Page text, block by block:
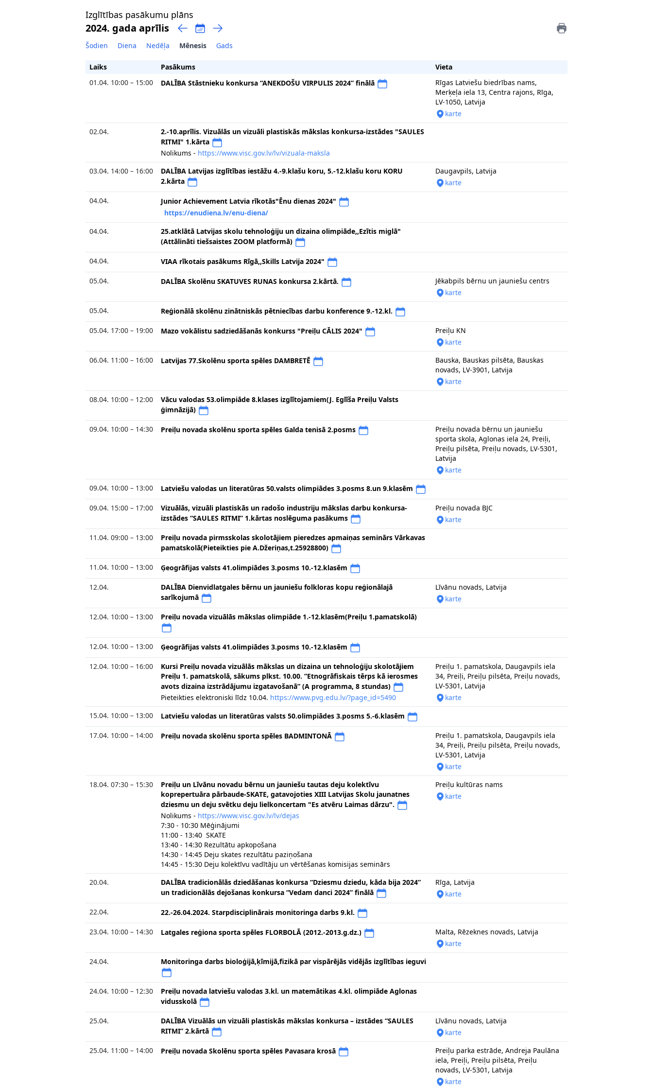
Izglītības pasākumu plāns
2024. gada aprīlis
Šodien Diena Nedēļa Mēnesis Gads
Laiks Pasākums
Vieta
01.04. 10:00 – 15:00
DALĪBA Stāstnieku konkursa “ANEKDOŠU VIRPULIS 2024” finālā
Rīgas Latviešu biedrības nams,
Merķeļa iela 13, Centra rajons, Rīga,
LV-1050, Latvija
karte
02.04.
2.-10.aprīlis. Vizuālās un vizuāli plastiskās mākslas konkursa-izstādes "SAULES
RITMI" 1.kārta
Nolikums - https://www.visc.gov.lv/lv/vizuala-maksla
03.04. 14:00 – 16:00
DALĪBA Latvijas izglītības iestāžu 4.-9.klašu koru, 5.-12.klašu koru KORU
2.kārta
Daugavpils, Latvija
karte
04.04.
Junior Achievement Latvia rīkotās"Ēnu dienas 2024"
https://enudiena.lv/enu-diena/
04.04.
25.atklātā Latvijas skolu tehnoloģiju un dizaina olimpiāde,,Ezītis miglā"
(Attālināti tiešsaistes ZOOM platformā)
04.04. VIAA rīkotais pasākums Rīgā,,Skills Latvija 2024"
05.04. DALĪBA Skolēnu SKATUVES RUNAS konkursa 2.kārtā.
Jēkabpils bērnu un jauniešu centrs
karte
05.04.
Reģionālā skolēnu zinātniskās pētniecības darbu konference 9.-12.kl.
05.04. 17:00 – 19:00 Mazo vokālistu sadziedāšanās konkurss "Preiļu CĀLIS 2024"
Preiļu KN
karte
06.04. 11:00 – 16:00
Latvijas 77.Skolēnu sporta spēles DAMBRETĒ
Bauska, Bauskas pilsēta, Bauskas
novads, LV-3901, Latvija
karte
08.04. 10:00 – 12:00
Vācu valodas 53.olimpiāde 8.klases izglītojamiem(J. Eglīša Preiļu Valsts
ģimnāzijā)
09.04. 10:00 – 14:30 Preiļu novada skolēnu sporta spēles Galda tenisā 2.posms
Preiļu novada bērnu un jauniešu
sporta skola, Aglonas iela 24, Preiļi,
Preiļu pilsēta, Preiļu novads, LV-5301,
Latvija
karte
09.04. 10:00 – 13:00
Latviešu valodas un literatūras 50.valsts olimpiādes 3.posms 8.un 9.klasēm
09.04. 15:00 – 17:00
Vizuālās, vizuāli plastiskās un radošo industriju mākslas darbu konkursa-
izstādes “SAULES RITMI” 1.kārtas noslēguma pasākums
Preiļu novada BJC
karte
11.04. 09:00 – 13:00
Preiļu novada pirmsskolas skolotājiem pieredzes apmaiņas seminārs Vārkavas
pamatskolā(Pieteikties pie A.Džeriņas,t.25928800)
11.04. 10:00 – 13:00 Ģeogrāfijas valsts 41.olimpiādes 3.posms 10.-12.klasēm
12.04.
DALĪBA Dienvidlatgales bērnu un jauniešu folkloras kopu reģionālajā
sarīkojumā
Līvānu novads, Latvija
karte
12.04. 10:00 – 13:00
Preiļu novada vizuālās mākslas olimpiāde 1.-12.klasēm(Preiļu 1.pamatskolā)
12.04. 10:00 – 13:00 Ģeogrāfijas valsts 41.olimpiādes 3.posms 10.-12.klasēm
12.04. 10:00 – 16:00
Kursi Preiļu novada vizuālās mākslas un dizaina un tehnoloģiju skolotājiem
Preiļu 1. pamatskolā, sākums plkst. 10.00. “Etnogrāfiskais tērps kā ierosmes
avots dizaina izstrādājumu izgatavošanā” (A programma, 8 stundas)
Pieteikties elektroniski līdz 10.04. https://www.pvg.edu.lv/?page_id=5490
Preiļu 1. pamatskola, Daugavpils iela
34, Preiļi, Preiļu pilsēta, Preiļu novads,
LV-5301, Latvija
karte
15.04. 10:00 – 13:00
Latviešu valodas un literatūras valsts 50.olimpiādes 3.posms 5.-6.klasēm
17.04. 10:00 – 14:00 Preiļu novada skolēnu sporta spēles BADMINTONĀ
Preiļu 1. pamatskola, Daugavpils iela
34, Preiļi, Preiļu pilsēta, Preiļu novads,
LV-5301, Latvija
karte
18.04. 07:30 – 15:30
Preiļu un Līvānu novadu bērnu un jauniešu tautas deju kolektīvu
koprepertuāra pārbaude-SKATE, gatavojoties XIII Latvijas Skolu jaunatnes
dziesmu un deju svētku deju lielkoncertam "Es atvēru Laimas dārzu".
Nolikums - https://www.visc.gov.lv/lv/dejas
7:30 - 10:30 Mēģinājumi
11:00 - 13:40 SKATE
13:40 - 14:30 Rezultātu apkopošana
14:30 - 14:45 Deju skates rezultātu paziņošana
14:45 - 15:30 Deju kolektīvu vadītāju un vērtēšanas komisijas seminārs
Preiļu kultūras nams
karte
20.04.
DALĪBA tradicionālās dziedāšanas konkursa “Dziesmu dziedu, kāda bija 2024”
un tradicionālās dejošanas konkursa “Vedam danci 2024” finālā
Rīga, Latvija
karte
22.04.
22.-26.04.2024. Starpdisciplinārais monitoringa darbs 9.kl.
23.04. 10:00 – 14:30 Latgales reģiona sporta spēles FLORBOLĀ (2012.-2013.g.dz.)
Malta, Rēzeknes novads, Latvija
karte
24.04.
Monitoringa darbs bioloģijā,ķīmijā,fizikā par vispārējās vidējās izglītības ieguvi
24.04. 10:00 – 12:30
Preiļu novada latviešu valodas 3.kl. un matemātikas 4.kl. olimpiāde Aglonas
vidusskolā
25.04.
DALĪBA Vizuālās un vizuāli plastiskās mākslas konkursa – izstādes “SAULES
RITMI” 2.kārtā
Līvānu novads, Latvija
karte
25.04. 11:00 – 14:00
Preiļu novada Skolēnu sporta spēles Pavasara krosā
Preiļu parka estrāde, Andreja Paulāna
iela, Preiļi, Preiļu pilsēta, Preiļu
novads, LV-5301, Latvija
karte